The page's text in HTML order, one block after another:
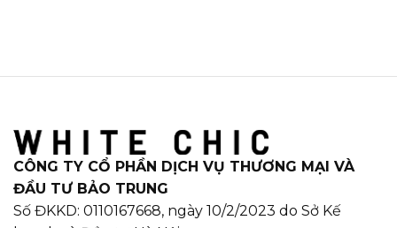
CÔNG TY CỔ PHẦN DỊCH VỤ THƯƠNG MẠI VÀ
ĐẦU TƯ BẢO TRUNG
Số ĐKKD: 0110167668, ngày 10/2/2023 do Sở Kế